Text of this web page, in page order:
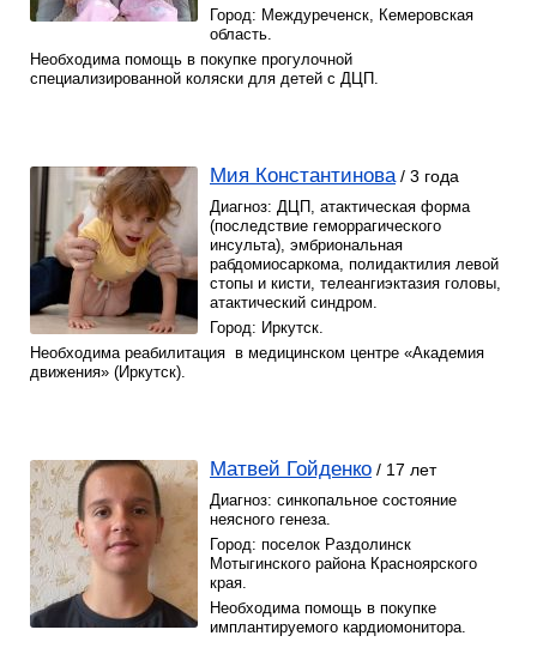
Город: Междуреченск, Кемеровская
область.
Необходима помощь в покупке прогулочной
специализированной коляски для детей с ДЦП.
Мия Константинова / 3 года
Диагноз: ДЦП, атактическая форма
(последствие геморрагического
инсульта), эмбриональная
рабдомиосаркома, полидактилия левой
стопы и кисти, телеангиэктазия головы,
атактический синдром.
Город: Иркутск.
Необходима реабилитация в медицинском центре «Академия
движения» (Иркутск).
Матвей Гойденко / 17 лет
Диагноз: синкопальное состояние
неясного генеза.
Город: поселок Раздолинск
Мотыгинского района Красноярского
края.
Необходима помощь в покупке
имплантируемого кардиомонитора.